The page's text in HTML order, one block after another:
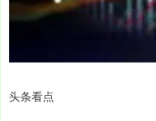
头条看点